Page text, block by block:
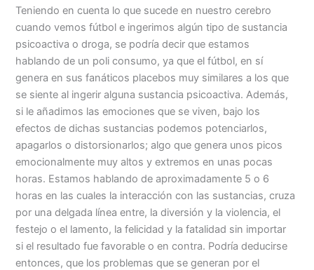
Teniendo en cuenta lo que sucede en nuestro cerebro
cuando vemos fútbol e ingerimos algún tipo de sustancia
psicoactiva o droga, se podría decir que estamos
hablando de un poli consumo, ya que el fútbol, en sí
genera en sus fanáticos placebos muy similares a los que
se siente al ingerir alguna sustancia psicoactiva. Además,
si le añadimos las emociones que se viven, bajo los
efectos de dichas sustancias podemos potenciarlos,
apagarlos o distorsionarlos; algo que genera unos picos
emocionalmente muy altos y extremos en unas pocas
horas. Estamos hablando de aproximadamente 5 o 6
horas en las cuales la interacción con las sustancias, cruza
por una delgada línea entre, la diversión y la violencia, el
festejo o el lamento, la felicidad y la fatalidad sin importar
si el resultado fue favorable o en contra. Podría deducirse
entonces, que los problemas que se generan por el